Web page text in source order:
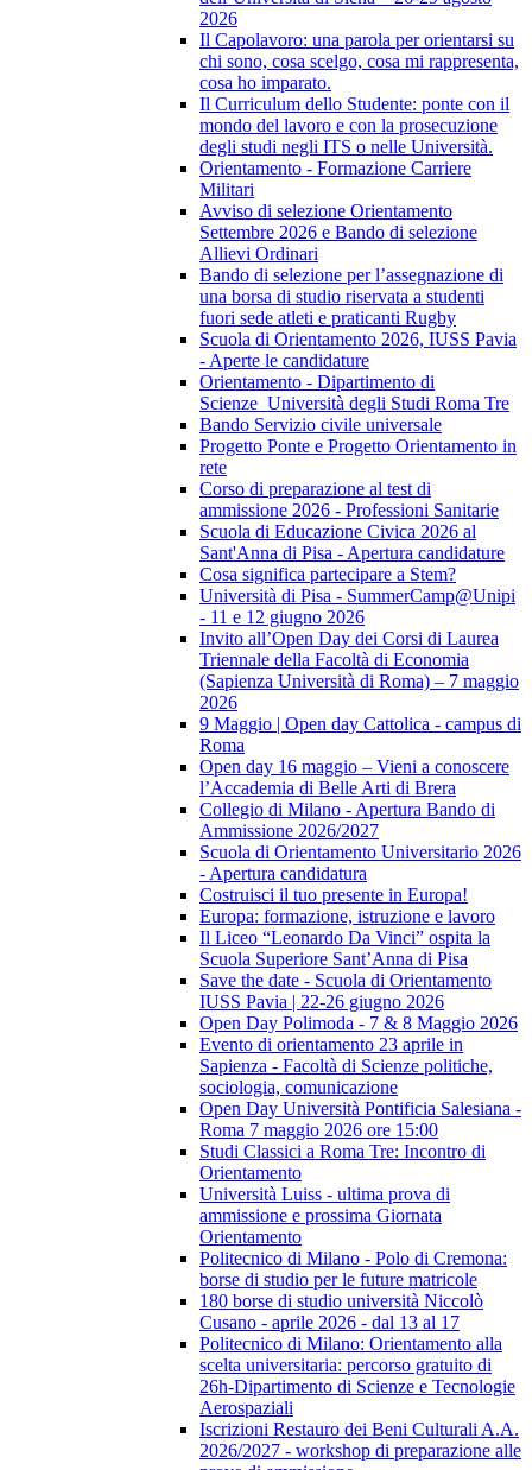
2026
Il Capolavoro: una parola per orientarsi su
chi sono, cosa scelgo, cosa mi rappresenta,
cosa ho imparato.
Il Curriculum dello Studente: ponte con il
mondo del lavoro e con la prosecuzione
degli studi negli ITS o nelle Università.
Orientamento - Formazione Carriere
Militari
Avviso di selezione Orientamento
Settembre 2026 e Bando di selezione
Allievi Ordinari
Bando di selezione per l’assegnazione di
una borsa di studio riservata a studenti
fuori sede atleti e praticanti Rugby
Scuola di Orientamento 2026, IUSS Pavia
- Aperte le candidature
Orientamento - Dipartimento di
Scienze_Università degli Studi Roma Tre
Bando Servizio civile universale
Progetto Ponte e Progetto Orientamento in
rete
Corso di preparazione al test di
ammissione 2026 - Professioni Sanitarie
Scuola di Educazione Civica 2026 al
Sant'Anna di Pisa - Apertura candidature
Cosa significa partecipare a Stem?
Università di Pisa - SummerCamp@Unipi
- 11 e 12 giugno 2026
Invito all’Open Day dei Corsi di Laurea
Triennale della Facoltà di Economia
(Sapienza Università di Roma) – 7 maggio
2026
9 Maggio | Open day Cattolica - campus di
Roma
Open day 16 maggio – Vieni a conoscere
l’Accademia di Belle Arti di Brera
Collegio di Milano - Apertura Bando di
Ammissione 2026/2027
Scuola di Orientamento Universitario 2026
- Apertura candidatura
Costruisci il tuo presente in Europa!
Europa: formazione, istruzione e lavoro
Il Liceo “Leonardo Da Vinci” ospita la
Scuola Superiore Sant’Anna di Pisa
Save the date - Scuola di Orientamento
IUSS Pavia | 22-26 giugno 2026
Open Day Polimoda - 7 & 8 Maggio 2026
Evento di orientamento 23 aprile in
Sapienza - Facoltà di Scienze politiche,
sociologia, comunicazione
Open Day Università Pontificia Salesiana -
Roma 7 maggio 2026 ore 15:00
Studi Classici a Roma Tre: Incontro di
Orientamento
Università Luiss - ultima prova di
ammissione e prossima Giornata
Orientamento
Politecnico di Milano - Polo di Cremona:
borse di studio per le future matricole
180 borse di studio università Niccolò
Cusano - aprile 2026 - dal 13 al 17
Politecnico di Milano: Orientamento alla
scelta universitaria: percorso gratuito di
26h-Dipartimento di Scienze e Tecnologie
Aerospaziali
Iscrizioni Restauro dei Beni Culturali A.A.
2026/2027 - workshop di preparazione alle